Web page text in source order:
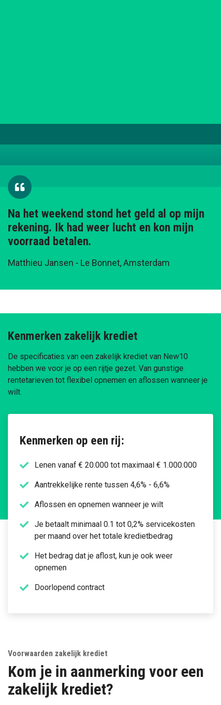
Na het weekend stond het geld al op mijn
rekening. Ik had weer lucht en kon mijn
voorraad betalen.
Matthieu Jansen - Le Bonnet, Amsterdam
Kenmerken zakelijk krediet
De specificaties van een zakelijk krediet van New10
hebben we voor je op een rijtje gezet. Van gunstige
rentetarieven tot flexibel opnemen en aflossen wanneer je
wilt.
Kenmerken op een rij:
Lenen vanaf € 20.000 tot maximaal € 1.000.000
Aantrekkelijke rente tussen 4,6% - 6,6%
Aflossen en opnemen wanneer je wilt
Je betaalt minimaal 0.1 tot 0,2% servicekosten
per maand over het totale kredietbedrag
Het bedrag dat je aflost, kun je ook weer
opnemen
Doorlopend contract
Voorwaarden zakelijk krediet
Kom je in aanmerking voor een
zakelijk krediet?